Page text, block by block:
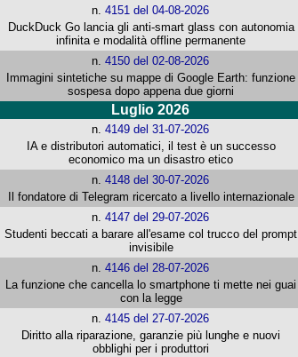
n.4151 del 04-08-2026
DuckDuck Go lancia gli anti-smart glass con autonomia
infinita e modalità offline permanente
n.4150 del 02-08-2026
Immagini sintetiche su mappe di Google Earth: funzione
sospesa dopo appena due giorni
Luglio 2026
n.4149 del 31-07-2026
IA e distributori automatici, il test è un successo
economico ma un disastro etico
n.4148 del 30-07-2026
Il fondatore di Telegram ricercato a livello internazionale
n.4147 del 29-07-2026
Studenti beccati a barare all'esame col trucco del prompt
invisibile
n.4146 del 28-07-2026
La funzione che cancella lo smartphone ti mette nei guai
con la legge
n.4145 del 27-07-2026
Diritto alla riparazione, garanzie più lunghe e nuovi
obblighi per i produttori